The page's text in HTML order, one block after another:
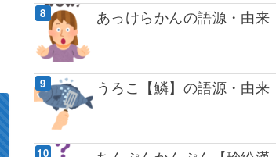
あっけらかんの語源・由来
うろこ【鱗】の語源・由来